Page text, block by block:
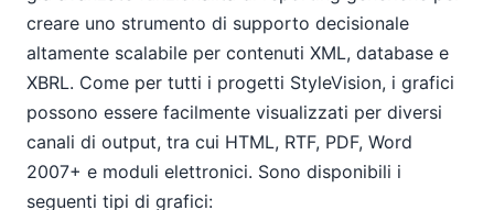
creare uno strumento di supporto decisionale
altamente scalabile per contenuti XML, database e
XBRL. Come per tutti i progetti StyleVision, i grafici
possono essere facilmente visualizzati per diversi
canali di output, tra cui HTML, RTF, PDF, Word
2007+ e moduli elettronici. Sono disponibili i
seguenti tipi di grafici: